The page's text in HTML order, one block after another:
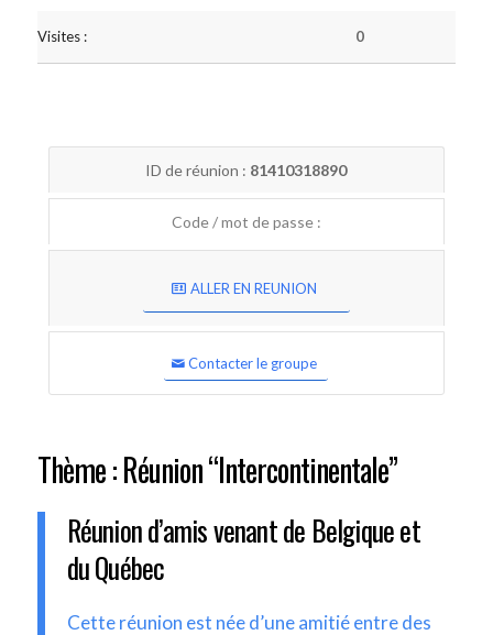
Visites : 0
ID de réunion : 81410318890
Code / mot de passe :
ALLER EN REUNION
Contacter le groupe
Thème : Réunion “Intercontinentale”
Réunion d’amis venant de Belgique et
du Québec
Cette réunion est née d’une amitié entre des